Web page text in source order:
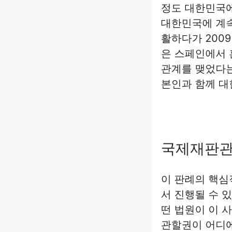
정도 대한민국
대한민국에 계
활하다가
은 스페인에서
관계를 맺었다
본인과 함께
국제재판
이 판례의 핵
서 진행될 수
떤 법원이 이
관할권이 어디